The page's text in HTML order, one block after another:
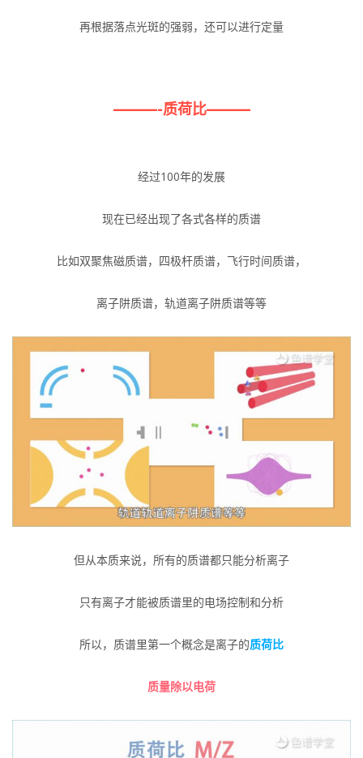
再根据落点光斑的强弱，还可以进行定量
———-质荷比—–—–
经过100年的发展
现在已经出现了各式各样的质谱
比如双聚焦磁质谱，四极杆质谱，飞行时间质谱，
离子阱质谱，轨道离子阱质谱等等
但从本质来说，所有的质谱都只能分析离子
只有离子才能被质谱里的电场控制和分析
所以，质谱里第一个概念是离子的质荷比
质量除以电荷